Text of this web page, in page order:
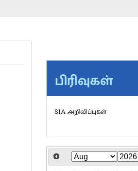
பிரிவுகள்
SIA அறிவிப்புகள்